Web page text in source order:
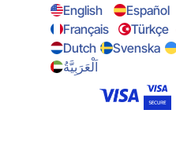
English
Español
Français
Türkçe
Dutch
Svenska
اَلْعَرَبِيَّةُ